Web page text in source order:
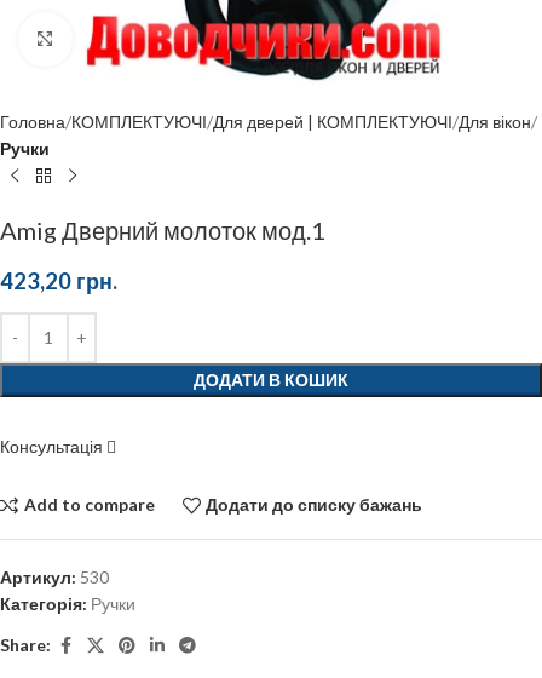
Click to enlarge
Головна КОМПЛЕКТУЮЧІ Для дверей | КОМПЛЕКТУЮЧІ Для вікон
Ручки
Amig Дверний молоток мод.1
423,20 грн.
ДОДАТИ В КОШИК
Консультація
Add to compare Додати до списку бажань
Артикул: 530
Категорія: Ручки
Share: